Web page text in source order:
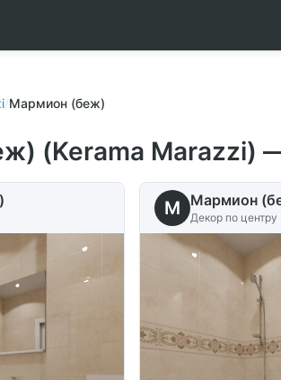
/Мармион (беж)
(Kerama Marazzi)
M Мармион
Декор по